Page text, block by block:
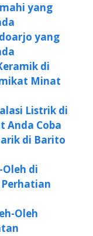
yang
yang
di
Minat
Listrik di
Anda Coba
di Barito
di
Oleh